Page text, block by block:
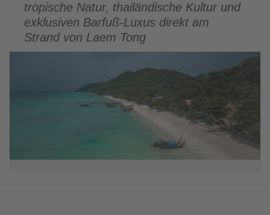
tropische Natur, thailändische Kultur und
exklusiven Barfuß-Luxus direkt am
Strand von Laem Tong